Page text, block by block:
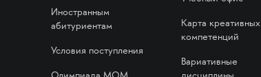
Иностранным
абитуриентам
Условия поступления
Карта креативных
компетенций
Вариативные